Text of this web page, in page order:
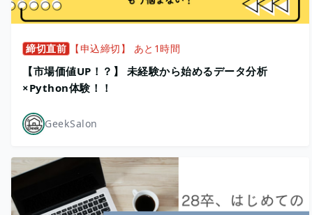
締切直前 【申込締切】 あと1時間
【市場価値UP！？】 未経験から始めるデータ分析
×Python体験！！
GeekSalon